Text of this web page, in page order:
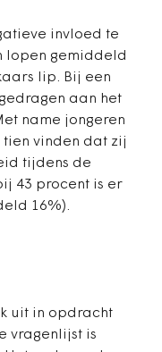
invloed te
lopen gemiddeld
lip. Bij een
aan het
name jongeren
vinden dat zij
tijdens de
43 procent is er
16%).
uit in opdracht
vragenlijst is